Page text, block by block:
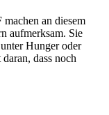
an diesem
aufmerksam. Sie
Hunger oder
dass noch